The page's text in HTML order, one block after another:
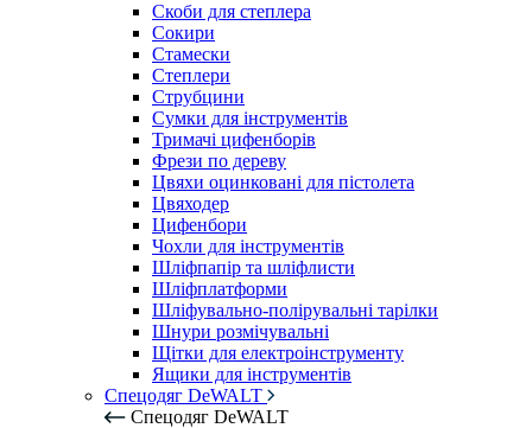
Скоби для степлера
Сокири
Стамески
Степлери
Струбцини
Сумки для інструментів
Тримачі цифенборів
Фрези по дереву
Цвяхи оцинковані для пістолета
Цвяходер
Цифенбори
Чохли для інструментів
Шліфпапір та шліфлисти
Шліфплатформи
Шліфувально-полірувальні тарілки
Шнури розмічувальні
Щітки для електроінструменту
Ящики для інструментів
Спецодяг DeWALT
Спецодяг DeWALT